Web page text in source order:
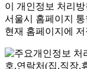
적당한 음주는
네. 적당히 해야
이 개인정보 처리
서울시 홈페이지
현재 홈페이지에